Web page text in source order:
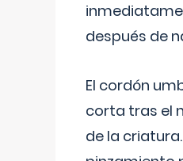
después de
El cordón
corta tras el
de la